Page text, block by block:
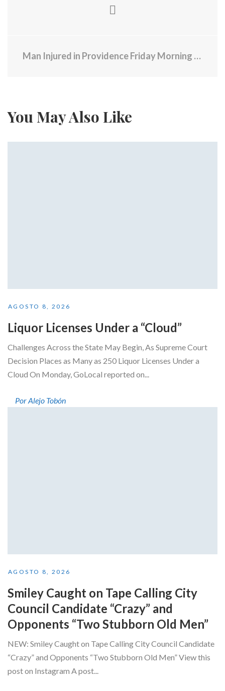
Man Injured in Providence Friday Morning in Incident Involving Gun
You May Also Like
AGOSTO 8, 2026
Liquor Licenses Under a “Cloud”
Challenges Across the State May Begin, As Supreme Court
Decision Places as Many as 250 Liquor Licenses Under a
Cloud On Monday, GoLocal reported on...
Por Alejo Tobón
AGOSTO 8, 2026
Smiley Caught on Tape Calling City
Council Candidate “Crazy” and
Opponents “Two Stubborn Old Men”
NEW: Smiley Caught on Tape Calling City Council Candidate
“Crazy” and Opponents “Two Stubborn Old Men” View this
post on Instagram A post...